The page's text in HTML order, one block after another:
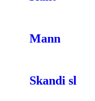
Mann
Skandi sl